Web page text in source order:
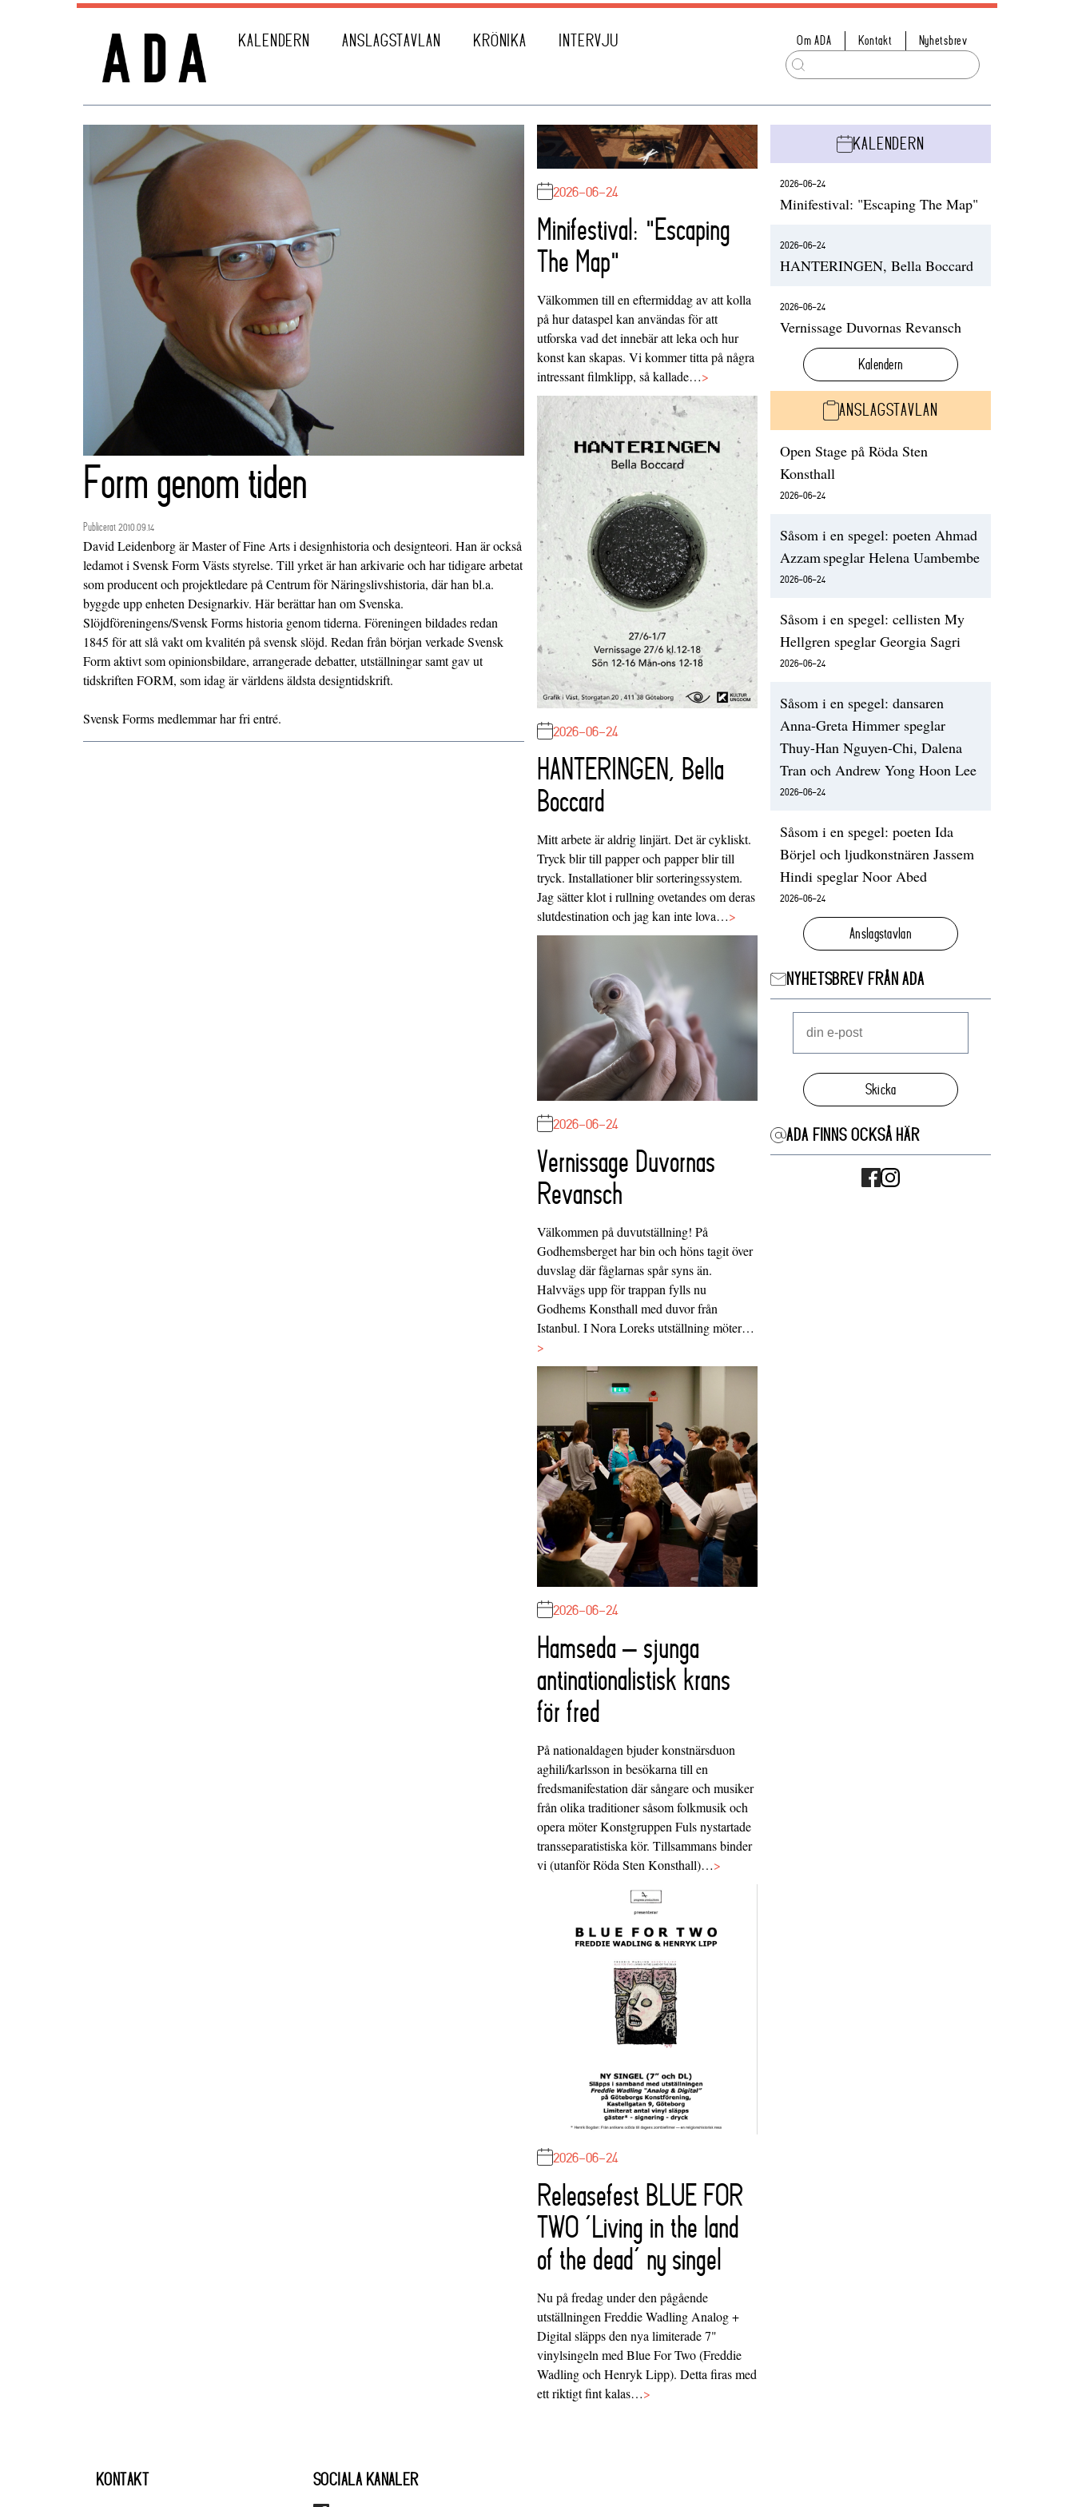
KALENDERN ANSLAGSTAVLAN KRÖNIKA INTERVJU Om ADA Kontakt Nyhetsbrev
Form genom tiden
Publicerat 2010.09.14
David Leidenborg är Master of Fine Arts i designhistoria och designteori. Han är också
ledamot i Svensk Form Västs styrelse. Till yrket är han arkivarie och har tidigare arbetat
som producent och projektledare på Centrum för Näringslivshistoria, där han bl.a.
byggde upp enheten Designarkiv. Här berättar han om Svenska.
Slöjdföreningens/Svensk Forms historia genom tiderna. Föreningen bildades redan
1845 för att slå vakt om kvalitén på svensk slöjd. Redan från början verkade Svensk
Form aktivt som opinionsbildare, arrangerade debatter, utställningar samt gav ut
tidskriften FORM, som idag är världens äldsta designtidskrift.
Svensk Forms medlemmar har fri entré.
2026-06-24
Minifestival: "Escaping
The Map"
Välkommen till en eftermiddag av att kolla
på hur dataspel kan användas för att
utforska vad det innebär att leka och hur
konst kan skapas. Vi kommer titta på några
intressant filmklipp, så kallade…>
2026-06-24
HANTERINGEN, Bella
Boccard
Mitt arbete är aldrig linjärt. Det är cykliskt.
Tryck blir till papper och papper blir till
tryck. Installationer blir sorteringssystem.
Jag sätter klot i rullning ovetandes om deras
slutdestination och jag kan inte lova…>
2026-06-24
Vernissage Duvornas
Revansch
Välkommen på duvutställning! På
Godhemsberget har bin och höns tagit över
duvslag där fåglarnas spår syns än.
Halvvägs upp för trappan fylls nu
Godhems Konsthall med duvor från
Istanbul. I Nora Loreks utställning möter…
>
2026-06-24
Hamseda – sjunga
antinationalistisk krans
för fred
På nationaldagen bjuder konstnärsduon
aghili/karlsson in besökarna till en
fredsmanifestation där sångare och musiker
från olika traditioner såsom folkmusik och
opera möter Konstgruppen Fuls nystartade
transseparatistiska kör. Tillsammans binder
vi (utanför Röda Sten Konsthall)…>
2026-06-24
Releasefest BLUE FOR
TWO ‘Living in the land
of the dead’ ny singel
Nu på fredag under den pågående
utställningen Freddie Wadling Analog +
Digital släpps den nya limiterade 7"
vinylsingeln med Blue For Two (Freddie
Wadling och Henryk Lipp). Detta firas med
ett riktigt fint kalas…>
KALENDERN
2026-06-24
Minifestival: "Escaping The Map"
2026-06-24
HANTERINGEN, Bella Boccard
2026-06-24
Vernissage Duvornas Revansch
Kalendern
ANSLAGSTAVLAN
Open Stage på Röda Sten
Konsthall
2026-06-24
Såsom i en spegel: poeten Ahmad
Azzam speglar Helena Uambembe
2026-06-24
Såsom i en spegel: cellisten My
Hellgren speglar Georgia Sagri
2026-06-24
Såsom i en spegel: dansaren
Anna-Greta Himmer speglar
Thuy-Han Nguyen-Chi, Dalena
Tran och Andrew Yong Hoon Lee
2026-06-24
Såsom i en spegel: poeten Ida
Börjel och ljudkonstnären Jassem
Hindi speglar Noor Abed
2026-06-24
Anslagstavlan
NYHETSBREV FRÅN ADA
Skicka
ADA FINNS OCKSÅ HÄR
KONTAKT SOCIALA KANALER